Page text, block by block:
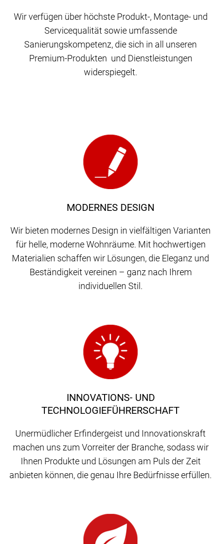
Wir verfügen über höchste Produkt-, Montage- und
Servicequalität sowie umfassende
Sanierungskompetenz, die sich in all unseren
Premium-Produkten und Dienstleistungen
widerspiegelt.
MODERNES DESIGN
Wir bieten modernes Design in vielfältigen Varianten
für helle, moderne Wohnräume. Mit hochwertigen
Materialien schaffen wir Lösungen, die Eleganz und
Beständigkeit vereinen – ganz nach Ihrem
individuellen Stil.
INNOVATIONS- UND
TECHNOLOGIEFÜHRERSCHAFT
Unermüdlicher Erfindergeist und Innovationskraft
machen uns zum Vorreiter der Branche, sodass wir
Ihnen Produkte und Lösungen am Puls der Zeit
anbieten können, die genau Ihre Bedürfnisse erfüllen.